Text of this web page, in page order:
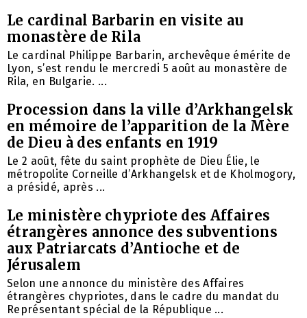
Le cardinal Barbarin en visite au
monastère de Rila
Le cardinal Philippe Barbarin, archevêque émérite de
Lyon, s’est rendu le mercredi 5 août au monastère de
Rila, en Bulgarie. ...
Procession dans la ville d’Arkhangelsk
en mémoire de l’apparition de la Mère
de Dieu à des enfants en 1919
Le 2 août, fête du saint prophète de Dieu Élie, le
métropolite Corneille d’Arkhangelsk et de Kholmogory,
a présidé, après ...
Le ministère chypriote des Affaires
étrangères annonce des subventions
aux Patriarcats d’Antioche et de
Jérusalem
Selon une annonce du ministère des Affaires
étrangères chypriotes, dans le cadre du mandat du
Représentant spécial de la République ...